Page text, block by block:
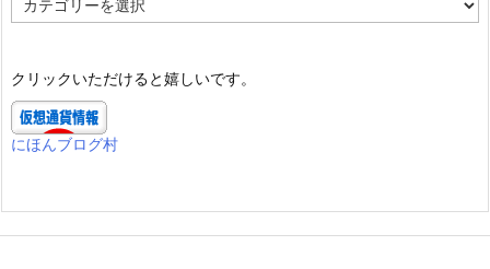
テ
ー
クリックいただけると嬉しいです。
にほんブログ村